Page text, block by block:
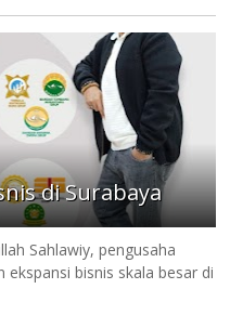
di Surabaya
Sahlawiy, pengusaha
bisnis skala besar di